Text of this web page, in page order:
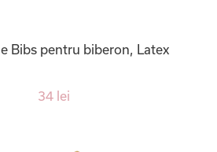
Bibs pentru biberon, Latex
34 lei